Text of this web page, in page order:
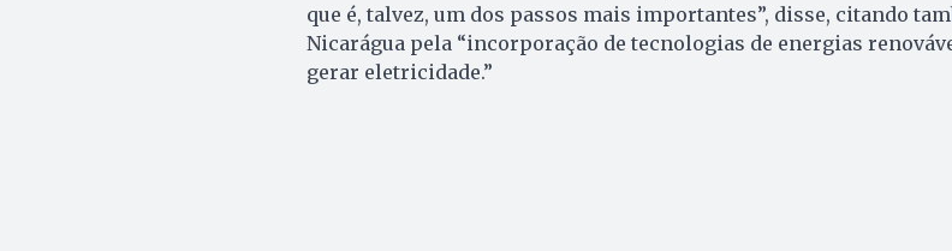
que é, talvez, um dos passos mais importantes”, disse, citando
Nicarágua pela “incorporação de tecnologias de energias
gerar eletricidade.”